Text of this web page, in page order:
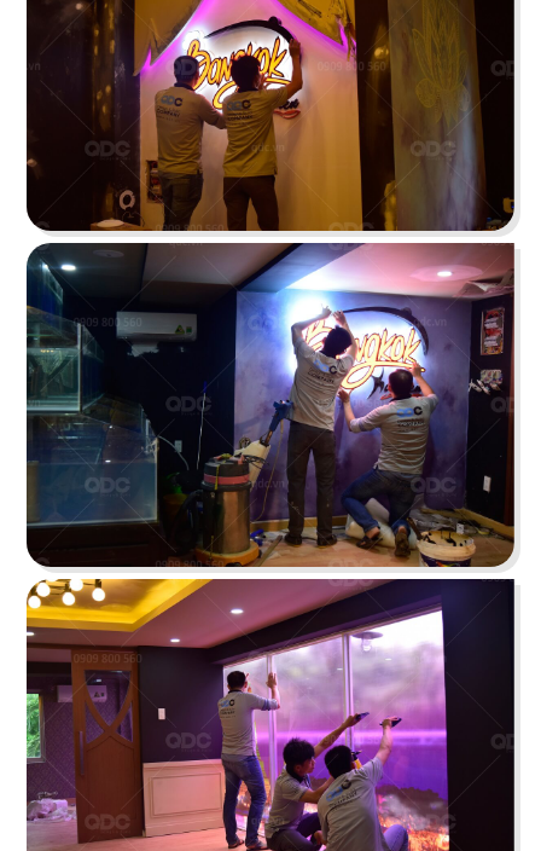
HUI XIANG SI YAN
Lấy cảm hứng từ nét đẹp truyền thống kết hợp
hơi thở hiện đại
Chi tiết
BAOZ DIMSUM
Nhà hàng mang hơi thở Trung Hoa truyền thống
tái hiện theo hình khối độc đáo
Chi tiết